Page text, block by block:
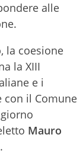
alle
la coesione
la XIII
e i
con il Comune
Mauro